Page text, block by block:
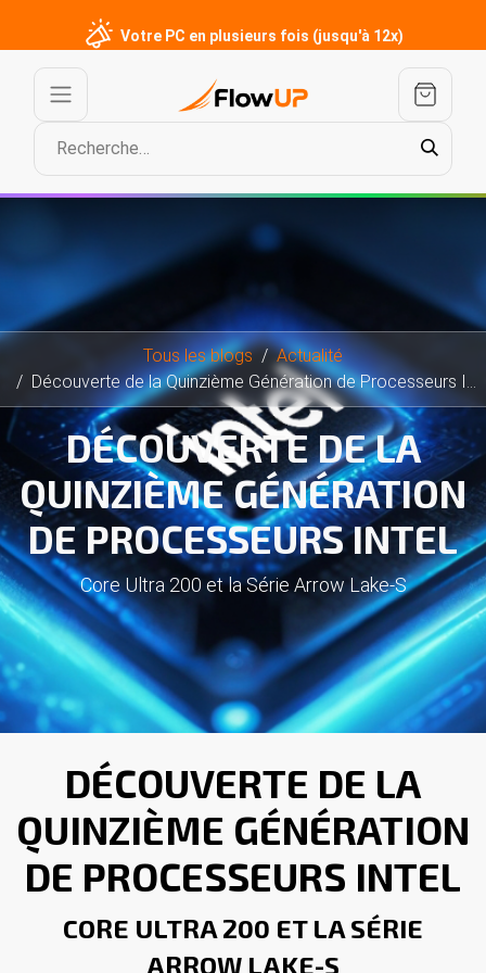
Votre PC en plusieurs fois (jusqu'à 12x)
Tous les blogs
Actualité
Découverte de la Quinzième Génération de Processeurs Intel
DÉCOUVERTE DE LA
QUINZIÈME GÉNÉRATION
DE PROCESSEURS INTEL
Core Ultra 200 et la Série Arrow Lake-S
DÉCOUVERTE DE LA
QUINZIÈME GÉNÉRATION
DE PROCESSEURS INTEL
CORE ULTRA 200 ET LA SÉRIE
ARROW LAKE-S